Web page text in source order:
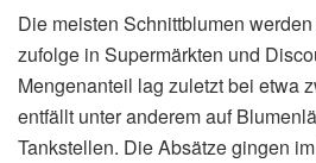
Die meisten Schnittblumen
zufolge in Supermärkten und
Mengenanteil lag zuletzt bei etwa
entfällt unter anderem auf
Tankstellen. Die Absätze gingen